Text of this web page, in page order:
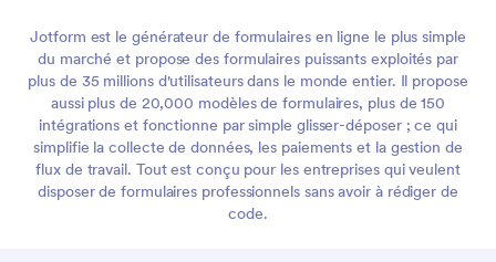
Jotform est le générateur de formulaires en ligne le plus simple
du marché et propose des formulaires puissants exploités par
plus de 35 millions d'utilisateurs dans le monde entier. Il propose
aussi plus de 20,000 modèles de formulaires, plus de 150
intégrations et fonctionne par simple glisser-déposer ; ce qui
simplifie la collecte de données, les paiements et la gestion de
flux de travail. Tout est conçu pour les entreprises qui veulent
disposer de formulaires professionnels sans avoir à rédiger de
code.